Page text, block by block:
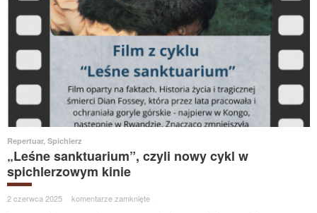
Repertuar, Spichlerz
„Leśne sanktuarium”, czyli nowy cykl w
spichlerzowym kinie
2 czerwca 2025 · komentarze zamknięte ·